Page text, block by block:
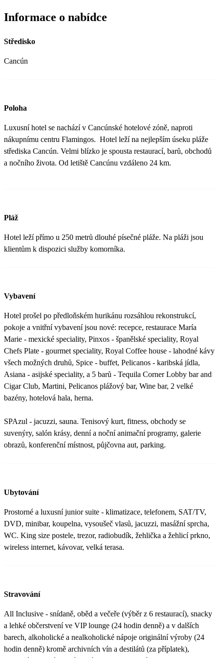
Informace o nabídce
Středisko
Cancún
Poloha
Luxusní hotel se nachází v Cancúnské hotelové zóně, naproti
nákupnímu centru Flamingos. Hotel leží na nejlepším úseku pláže
střediska Cancún. Velmi blízko je spousta restaurací, barů, obchodů
a nočního života. Od letiště Cancúnu vzdáleno 24 km.
Pláž
Hotel leží přímo u 250 metrů dlouhé písečné pláže. Na pláži jsou
klientům k dispozici služby komorníka.
Vybavení
Hotel prošel po předloňském hurikánu rozsáhlou rekonstrukcí,
pokoje a vnitřní vybavení jsou nové: recepce, restaurace María
Marie - mexické speciality, Pinxos - španělské speciality, Royal
Chefs Plate - gourmet speciality, Royal Coffee house - lahodné kávy
všech možných druhů, Spice - buffet, Pelicanos - karibská jídla,
Asiana - asijské speciality, a 5 barů - Tequila Corner Lobby bar and
Cigar Club, Martini, Pelicanos plážový bar, Wine bar, 2 velké
bazény, hotelová hala, herna.
SPAzul - jacuzzi, sauna. Tenisový kurt, fitness, obchody se
suvenýry, salón krásy, denní a noční animační programy, galerie
obrazů, konferenční místnost, půjčovna aut, parking.
Ubytování
Prostorné a luxusní junior suite - klimatizace, telefonem, SAT/TV,
DVD, minibar, koupelna, vysoušeč vlasů, jacuzzi, masážní sprcha,
WC. King size postele, trezor, radiobudík, žehlička a žehlicí prkno,
wireless internet, kávovar, velká terasa.
Stravování
All Inclusive - snídaně, oběd a večeře (výběr z 6 restaurací), snacky
a lehké občerstvení ve VIP lounge (24 hodin denně) a v dalších
barech, alkoholické a nealkoholické nápoje originální výroby (24
hodin denně) kromě archivních vín a destilátů (za příplatek),